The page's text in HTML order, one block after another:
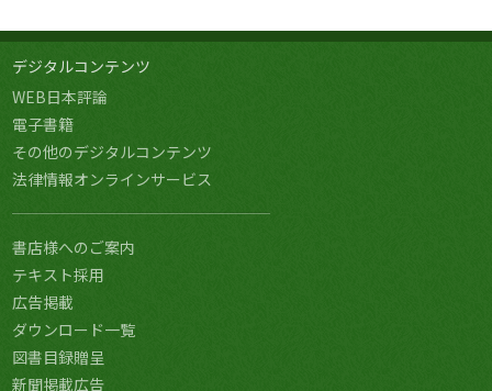
デジタルコンテンツ
WEB日本評論
電子書籍
その他のデジタルコンテンツ
法律情報オンラインサービス
書店様へのご案内
テキスト採用
広告掲載
ダウンロード一覧
図書目録贈呈
新聞掲載広告